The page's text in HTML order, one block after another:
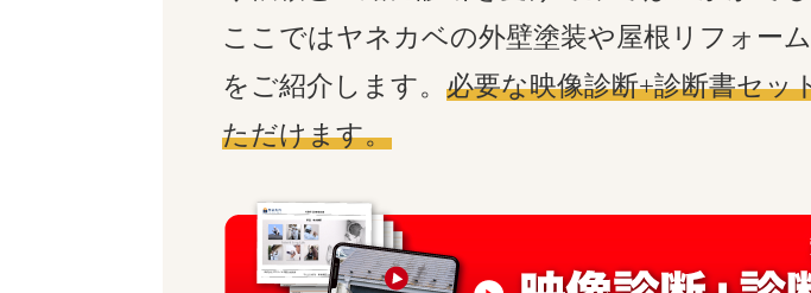
ここではヤネカベの外壁塗装や屋根リフォー
をご紹介します。 必要な映像診断+診断書セッ
ただけます。